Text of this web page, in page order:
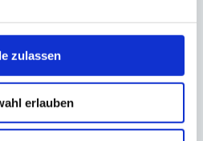
zulassen
erlauben
der neuesten